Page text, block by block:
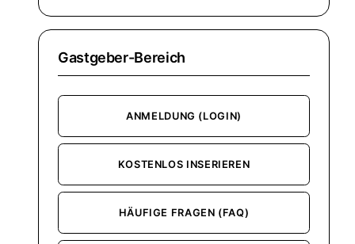
Gastgeber-Bereich
ANMELDUNG (LOGIN)
KOSTENLOS INSERIEREN
HÄUFIGE FRAGEN (FAQ)